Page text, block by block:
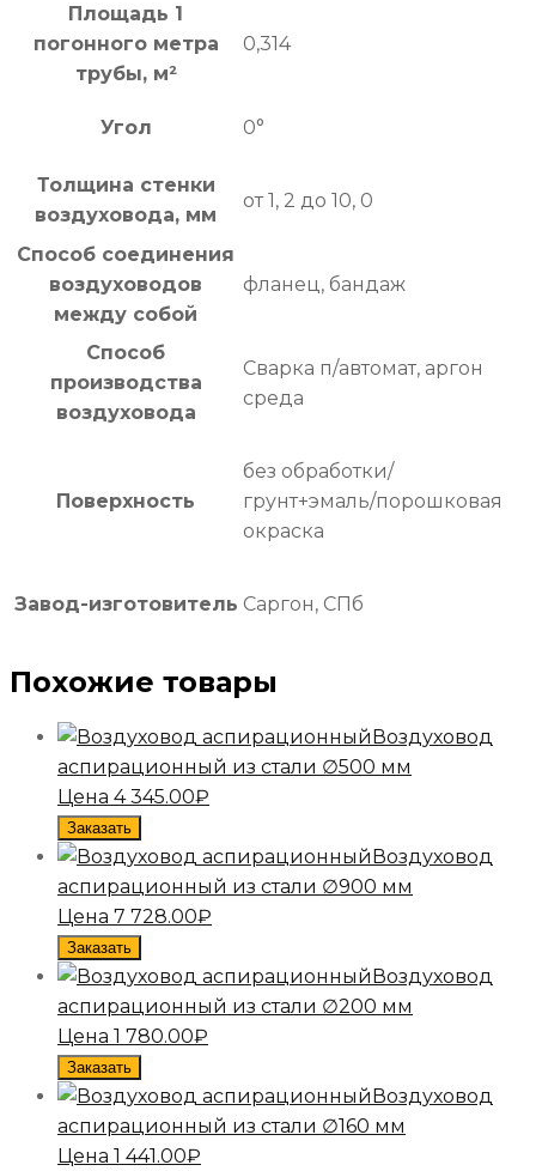
Площадь 1
погонного метра
трубы, м²
0,314
Угол 0°
Толщина стенки
воздуховода, мм
от 1, 2 до 10, 0
Способ соединения
воздуховодов
между собой
фланец, бандаж
Способ
производства
воздуховода
Сварка п/автомат, аргон
среда
Поверхность
без обработки/
грунт+эмаль/порошковая
окраска
Завод-изготовитель Саргон, СПб
Похожие товары
Воздуховод
аспирационный из стали ∅500 мм
Цена 4 345.00₽
Заказать
Воздуховод
аспирационный из стали ∅900 мм
Цена 7 728.00₽
Заказать
Воздуховод
аспирационный из стали ∅200 мм
Цена 1 780.00₽
Заказать
Воздуховод
аспирационный из стали ∅160 мм
Цена 1 441.00₽